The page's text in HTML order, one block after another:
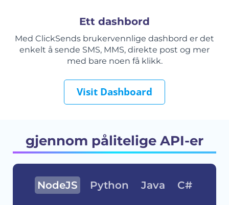
Ett dashbord
Med ClickSends brukervennlige dashbord er det
enkelt å sende SMS, MMS, direkte post og mer
med bare noen få klikk.
Visit Dashboard
gjennom pålitelige API-er
NodeJS Python Java C#